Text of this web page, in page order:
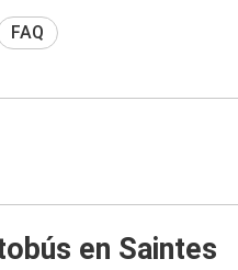
FAQ
en Saintes